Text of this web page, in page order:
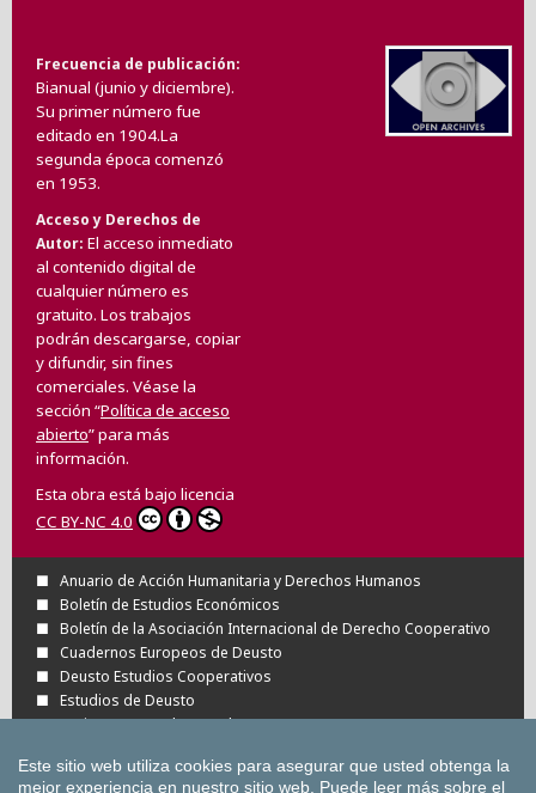
Frecuencia de publicación
Bianual (junio y diciembre).
Su primer número fue
editado en 1904.La
segunda época comenzó
en 1953.
Acceso y Derechos de
Autor El acceso inmediato
al contenido digital de
cualquier número es
gratuito. Los trabajos
podrán descargarse, copiar
y difundir, sin fines
comerciales. Véase la
sección “Política de acceso
abierto” para más
información.
Esta obra está bajo licencia
CC BY-NC 4.0
Anuario de Acción Humanitaria y Derechos Humanos
Boletín de Estudios Económicos
Boletín de la Asociación Internacional de Derecho Cooperativo
Cuadernos Europeos de Deusto
Deusto Estudios Cooperativos
Estudios de Deusto
Revista Deusto de Derechos Humanos
Todas las Revistas Científicas de Deusto en
Este sitio web utiliza cookies para asegurar que usted obtenga la
mejor experiencia en nuestro sitio web. Puede leer más sobre el